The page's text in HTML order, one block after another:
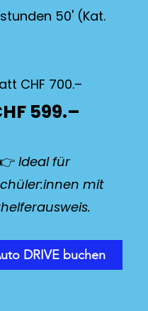
50' (Kat.
CHF 700.–
599.–
👉 Ideal für
mit
DRIVE buchen